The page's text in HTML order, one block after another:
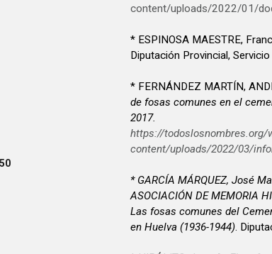
content/uploads/2022/01/
* ESPINOSA MAESTRE,
Diputación Provincial,
* FERNÁNDEZ MARTÍN,
de fosas comunes en el
2017.
https://todoslosnombres.org/
content/uploads/2022/03/
* GARCÍA MÁRQUEZ, José
ASOCIACIÓN DE MEMORIA
Las fosas comunes del
en Huelva (1936-1944).